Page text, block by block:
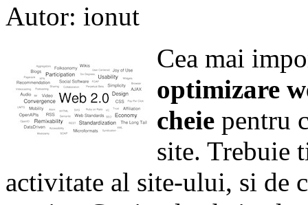
Autor: ionut
Cea mai
optimizare
cheie pentru
site. Trebuie
activitate al site-ului, si de